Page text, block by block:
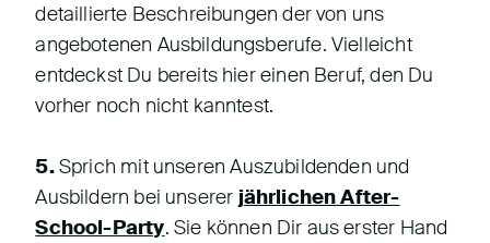
detaillierte Beschreibungen der von uns
angebotenen Ausbildungsberufe. Vielleicht
entdeckst Du bereits hier einen Beruf, den Du
vorher noch nicht kanntest.
5.Sprich mit unseren Auszubildenden und
Ausbildern bei unserer jährlichen After-
School-Party. Sie können Dir aus erster Hand